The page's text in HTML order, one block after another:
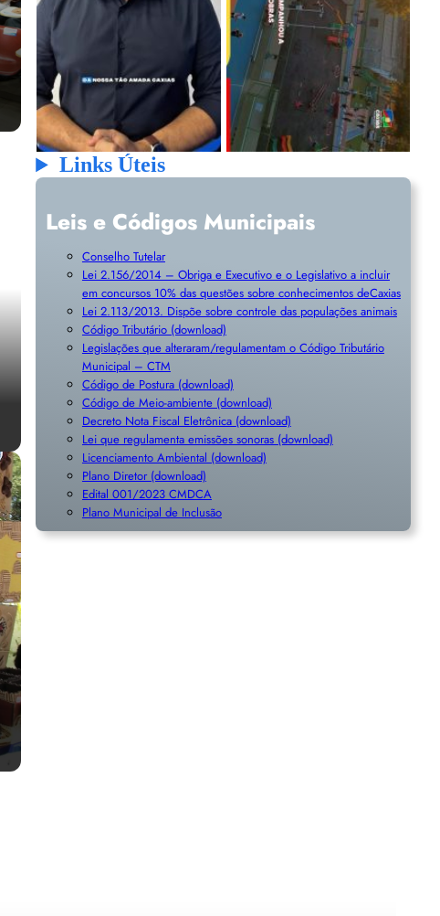
Links Úteis
Leis e Códigos Municipais
Conselho Tutelar
Lei 2.156/2014 – Obriga e Executivo e o Legislativo a incluir
em concursos 10% das questões sobre conhecimentos deCaxias
Lei 2.113/2013. Dispõe sobre controle das populações animais
Código Tributário (download)
Legislações que alteraram/regulamentam o Código Tributário
Municipal – CTM
Código de Postura (download)
Código de Meio-ambiente (download)
Decreto Nota Fiscal Eletrônica (download)
Lei que regulamenta emissões sonoras (download)
Licenciamento Ambiental (download)
Plano Diretor (download)
Edital 001/2023 CMDCA
Plano Municipal de Inclusão